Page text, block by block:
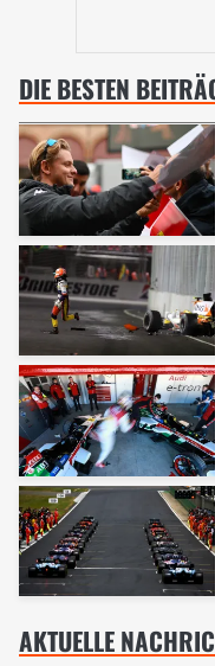
DIE BESTEN
AKTUELLE